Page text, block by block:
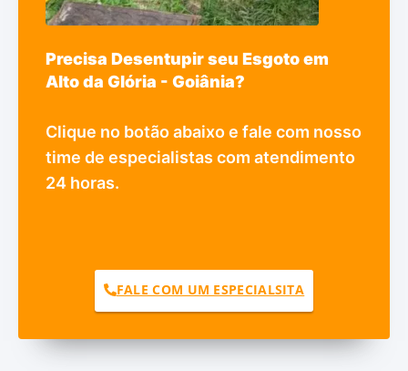
Precisa Desentupir seu Esgoto em
Alto da Glória - Goiânia?
Clique no botão abaixo e fale com nosso
time de especialistas com atendimento
24 horas.
FALE COM UM ESPECIALSITA